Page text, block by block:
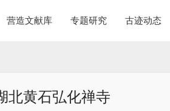
营造文献库 专题研究 古迹动态
北黄石弘化禅寺